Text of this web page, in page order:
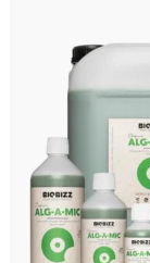
können
auf
der
Produktseite
gewählt